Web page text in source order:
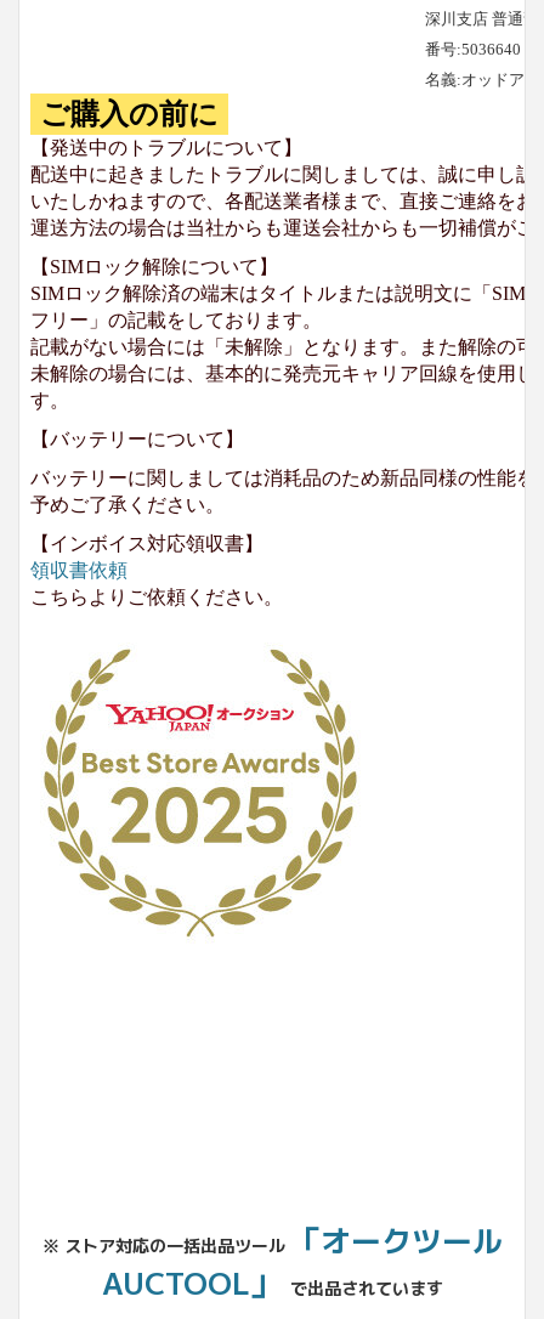
深川支店 普通預
番号:5036640
名義:オッドア
ご購入の前に
【発送中のトラブルについて】
配送中に起きましたトラブルに関しましては、誠に申し
いたしかねますので、各配送業者様まで、直接ご連絡を
運送方法の場合は当社からも運送会社からも一切補償がご
【SIMロック解除について】
SIMロック解除済の端末はタイトルまたは説明文に「SIM
フリー」の記載をしております。
記載がない場合には「未解除」となります。また解除の可
未解除の場合には、基本的に発売元キャリア回線を使用
す。
【バッテリーについて】
バッテリーに関しましては消耗品のため新品同様の性能
予めご了承ください。
【インボイス対応領収書】
領収書依頼
こちらよりご依頼ください。
※ ストア対応の一括出品ツール
「オークツール
AUCTOOL」
で出品されています